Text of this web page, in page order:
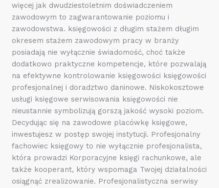
więcej jak dwudziestoletnim doświadczeniem
zawodowym to zagwarantowanie poziomu i
zawodowstwa. księgowości z długim stażem długim
okresem stażem zawodowym pracy w branży
posiadają nie wyłącznie świadomość, choć także
dodatkowo praktyczne kompetencje, które pozwalają
na efektywne kontrolowanie księgowości księgowości
profesjonalnej i doradztwo daninowe. Niskokosztowe
usługi księgowe serwisowania księgowości nie
nieustannie symbolizują gorszą jakość wysoki poziom.
Decydując się na zawodowe placówkę księgowe,
inwestujesz w postęp swojej instytucji. Profesjonalny
fachowiec księgowy to nie wyłącznie profesjonalista,
która prowadzi Korporacyjne księgi rachunkowe, ale
także kooperant, który wspomaga Twojej działalności
osiągnąć zrealizowanie. Profesjonalistyczna serwisy